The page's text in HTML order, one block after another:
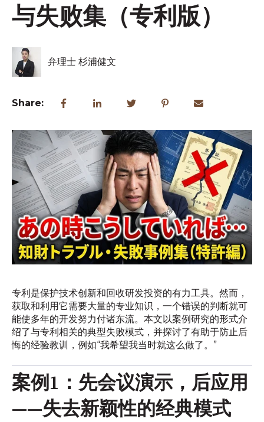
与失败集（专利版）
弁理士 杉浦健文
Share:
专利是保护技术创新和回收研发投资的有力工具。然而，
获取和利用它需要大量的专业知识，一个错误的判断就可
能使多年的开发努力付诸东流。本文以案例研究的形式介
绍了与专利相关的典型失败模式，并探讨了有助于防止后
悔的经验教训，例如“我希望我当时就这么做了。”
案例1：先会议演示，后应用
——失去新颖性的经典模式